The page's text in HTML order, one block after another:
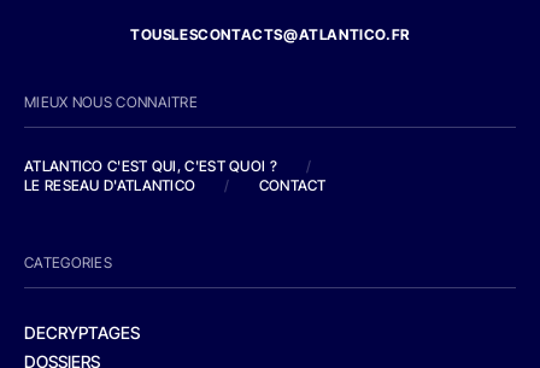
TOUSLESCONTACTS@ATLANTICO.FR
MIEUX NOUS CONNAITRE
ATLANTICO C'EST QUI, C'EST QUOI ?
/
LE RESEAU D'ATLANTICO
/ CONTACT
CATEGORIES
DECRYPTAGES
DOSSIERS